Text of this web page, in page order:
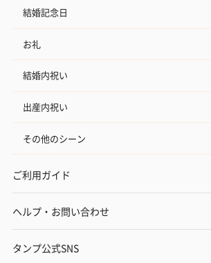
結婚記念日
お礼
結婚内祝い
出産内祝い
その他のシーン
ご利用ガイド
ヘルプ・お問い合わせ
タンプ公式SNS